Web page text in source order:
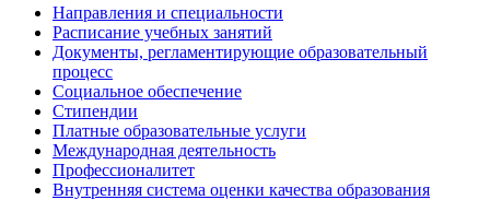
Направления и специальности
Расписание учебных занятий
Документы, регламентирующие образовательный
процесс
Социальное обеспечение
Стипендии
Платные образовательные услуги
Международная деятельность
Профессионалитет
Внутренняя система оценки качества образования